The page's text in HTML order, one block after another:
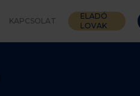
KAPCSOLAT
ELADÓ
LOVAK